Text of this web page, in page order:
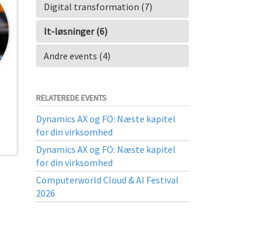
Digital transformation (7)
It-løsninger (6)
Andre events (4)
RELATEREDE EVENTS
Dynamics AX og FO: Næste kapitel
for din virksomhed
Dynamics AX og FO: Næste kapitel
for din virksomhed
Computerworld Cloud & AI Festival
2026